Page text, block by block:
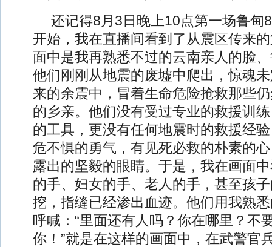
还记得8月3日晚上10点第一场鲁甸
开始，我在直播间看到了从震区传来
面中是我再熟悉不过的云南亲人的脸
他们刚刚从地震的废墟中爬出，惊魂
来的余震中，冒着生命危险抢救那些
的乡亲。他们没有受过专业的救援训
的工具，更没有任何地震时的救援经
危不惧的勇气，有见死必救的朴素的
露出的坚毅的眼睛。于是，我在画面
的手、妇女的手、老人的手，甚至孩
挖，指缝已经渗出血迹。他们用我熟
呼喊：“里面还有人吗？你在哪里？不
你！”就是在这样的画面中，在武警官